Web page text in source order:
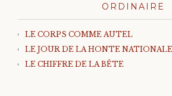
ORDINAIRE
LE CORPS COMME AUTEL
LE JOUR DE LA HONTE
LE CHIFFRE DE LA BÊTE